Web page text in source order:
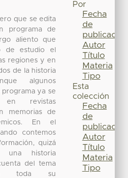
que se edita
programa de
aliento que
de estudio el
regiones y en
de la historia
algunos
ya se
en revistas
memorias de
En el
contemos
quizá
una historia
del tema
toda su
Por
Fecha
de
publicación
Autor
Título
Materia
Tipo
Esta
colección
Fecha
de
publicación
Autor
Título
Materia
Tipo